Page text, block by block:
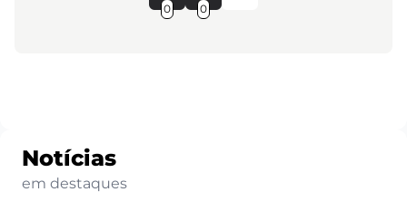
0 0
Notícias
em destaques